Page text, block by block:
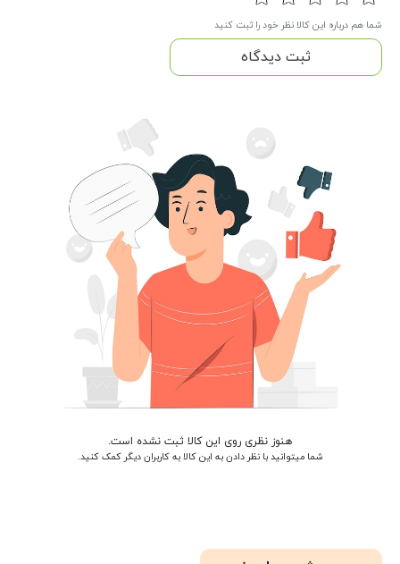
شما هم درباره این کالا نظر خود را ثبت کنید
ثبت دیدگاه
هنوز نظری روی این کالا ثبت نشده است.
شما میتوانید با نظر دادن به این کالا به کاربران دیگر کمک کنید.